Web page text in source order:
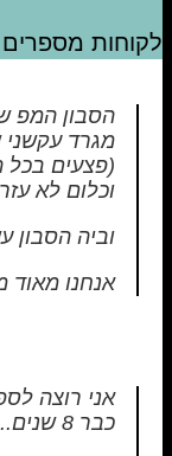
לקוחות
הסבון המפ
מגרד עקשני
(פצעים בכל
וכלום לא
וביה הסבון
אנחנו מאוד
אני רוצה
כבר 8 שנים... אני לא זזה בלעדיו לשום מקום .